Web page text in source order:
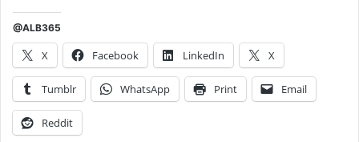
@ALB365
X Facebook LinkedIn X
Tumblr WhatsApp Print Email
Reddit